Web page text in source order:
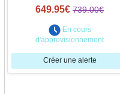
649.95€ 739.00€
En cours
d'approvisionnement
Créer une alerte